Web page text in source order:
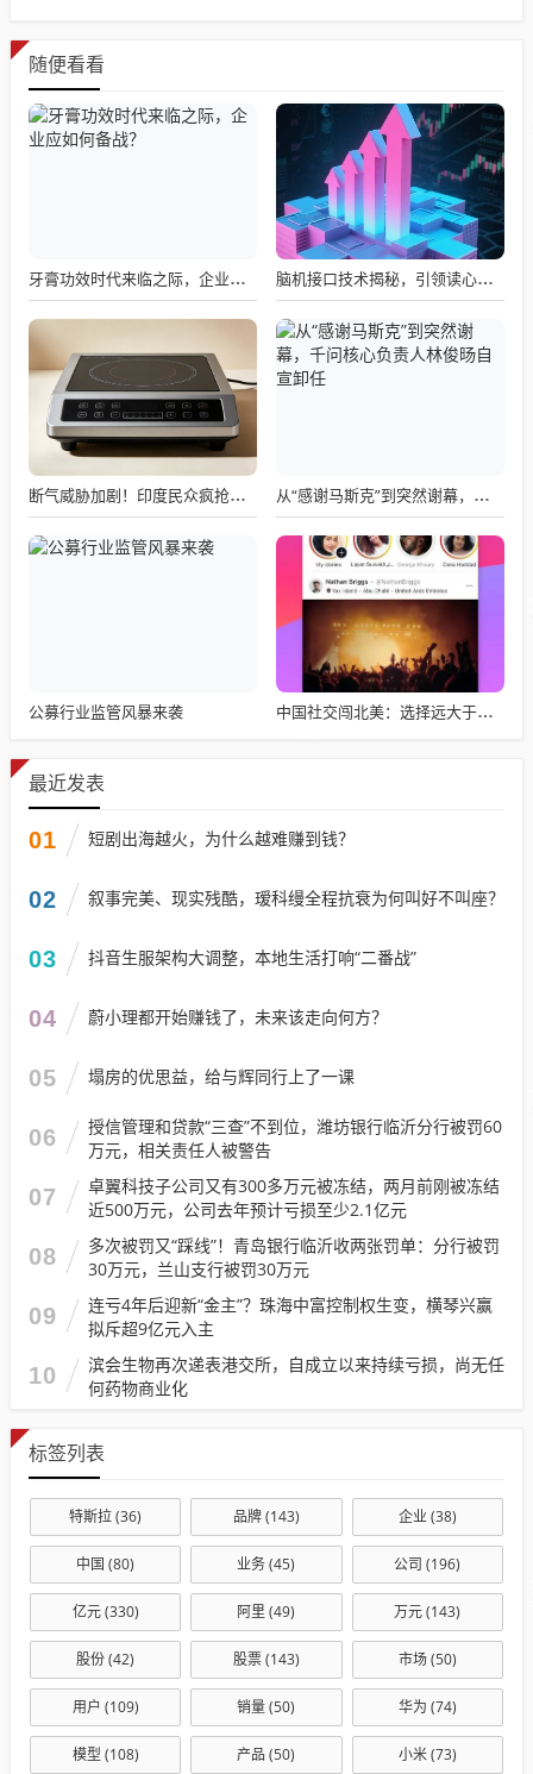
随便看看
牙膏功效时代来临之际，企业应如何备战？ 脑机接口技术揭秘，引领读心术革命的领跑者大盘点
断气威胁加剧！印度民众疯抢电磁炉 制造商将从中国空运部件 从“感谢马斯克”到突然谢幕，千问核心负责人林俊旸自宣卸任
公募行业监管风暴来袭 中国社交闯北美：选择远大于努力
最近发表
01 短剧出海越火，为什么越难赚到钱？
02 叙事完美、现实残酷，瑷科缦全程抗衰为何叫好不叫座？
03 抖音生服架构大调整，本地生活打响“二番战”
04 蔚小理都开始赚钱了，未来该走向何方？
05 塌房的优思益，给与辉同行上了一课
06
授信管理和贷款“三查”不到位，潍坊银行临沂分行被罚60
万元，相关责任人被警告
07
卓翼科技子公司又有300多万元被冻结，两月前刚被冻结
近500万元，公司去年预计亏损至少2.1亿元
08
多次被罚又“踩线”！青岛银行临沂收两张罚单：分行被罚
30万元，兰山支行被罚30万元
09
连亏4年后迎新“金主”？珠海中富控制权生变，横琴兴赢
拟斥超9亿元入主
10
滨会生物再次递表港交所，自成立以来持续亏损，尚无任
何药物商业化
标签列表
特斯拉(36) 品牌(143) 企业(38)
中国 (80) 业务(45) 公司 (196)
亿元(330) 阿里 (49) 万元(143)
股份(42) 股票(143) 市场(50)
用户 (109) 销量(50) 华为 (74)
模型 (108) 产品 (50) 小米(73)